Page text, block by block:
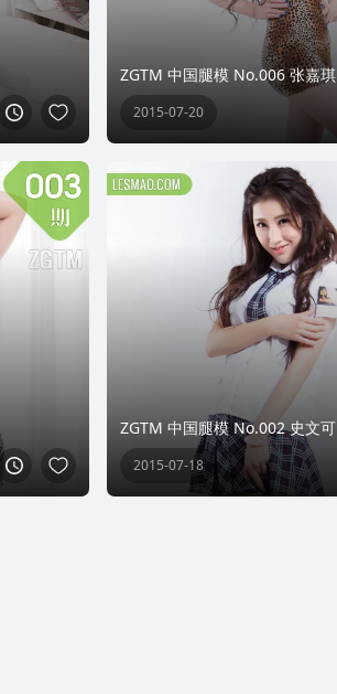
ZGTM 中国腿模 No.006 张嘉琪
2015-07-20
ZGTM 中国腿模 No.002 史文可
2015-07-18